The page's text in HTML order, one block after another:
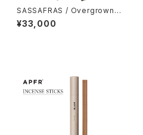
SASSAFRAS / Overgrown F
atigue Pants
¥33,000